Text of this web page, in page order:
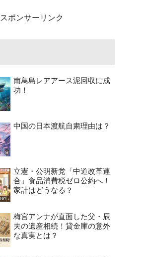
スポンサーリンク
南鳥島レアアース泥回収に成
功！
中国の日本渡航自粛理由は？
立憲・公明新党「中道改革連
合」食品消費税ゼロ公約へ！
家計はどうなる？
梅宮アンナが直面した父・辰
夫の遺産相続！貸金庫の意外
な真実とは？